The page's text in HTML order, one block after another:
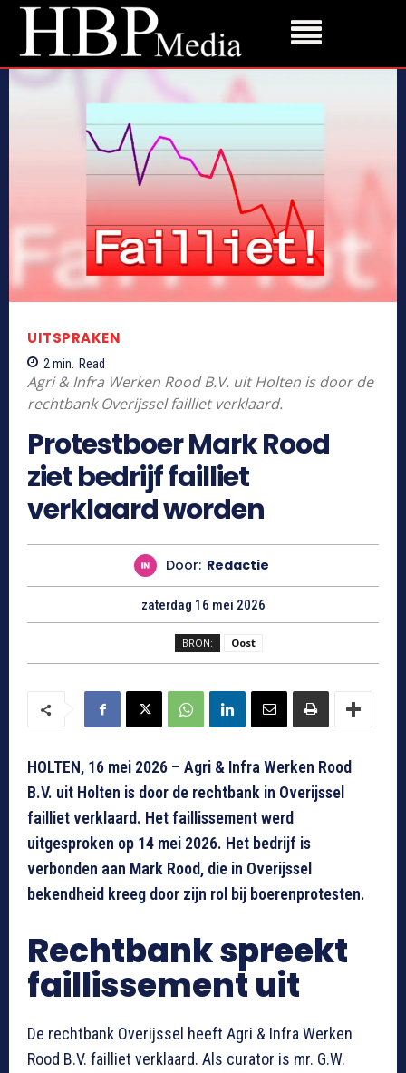
UITSPRAKEN
2 min. Read
Agri & Infra Werken Rood B.V. uit Holten is door de
rechtbank Overijssel failliet verklaard.
Protestboer Mark Rood
ziet bedrijf failliet
verklaard worden
Door: Redactie
zaterdag 16 mei 2026
BRON: Oost
HOLTEN, 16 mei 2026 – Agri & Infra Werken Rood
B.V. uit Holten is door de rechtbank in Overijssel
failliet verklaard. Het faillissement werd
uitgesproken op 14 mei 2026. Het bedrijf is
verbonden aan Mark Rood, die in Overijssel
bekendheid kreeg door zijn rol bij boerenprotesten.
Rechtbank spreekt
faillissement uit
De rechtbank Overijssel heeft Agri & Infra Werken
Rood B.V. failliet verklaard. Als curator is mr. G.W.